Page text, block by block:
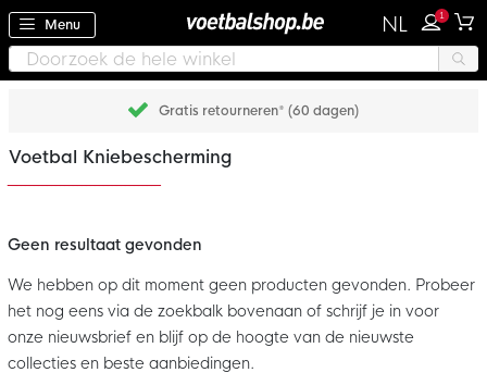
Menu NL 1
Gratis retourneren* (60 dagen)
Voetbal Kniebescherming
Geen resultaat gevonden
We hebben op dit moment geen producten gevonden. Probeer
het nog eens via de zoekbalk bovenaan of schrijf je in voor
onze nieuwsbrief en blijf op de hoogte van de nieuwste
collecties en beste aanbiedingen.